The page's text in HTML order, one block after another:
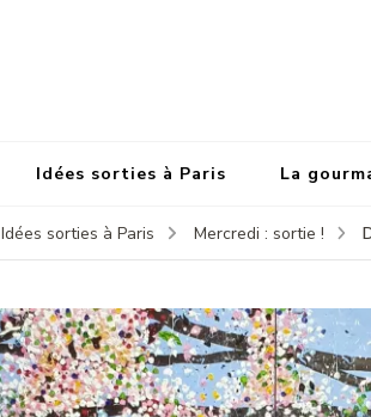
Idées sorties à Paris La
Idées sorties à Paris Mercredi : sortie !